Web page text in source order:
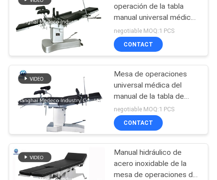
CALIDAD
ÉNTRENOS
EN
CONTACTO
CON
NOTICIAS
CASOS
Luz del
funcionamiento del
LED
Luz de
funcionamiento
quirúrgica
operación de la tabla
manual universal médica
de la tabla OT con CE
negotiable MOQ:1 PCS
CONTACT
Mesa de operaciones
universal médica del
manual de la tabla de
operación con la pieza
principal de la pierna
negotiable MOQ:1 PCS
CONTACT
Manual hidráulico de
acero inoxidable de la
mesa de operaciones del